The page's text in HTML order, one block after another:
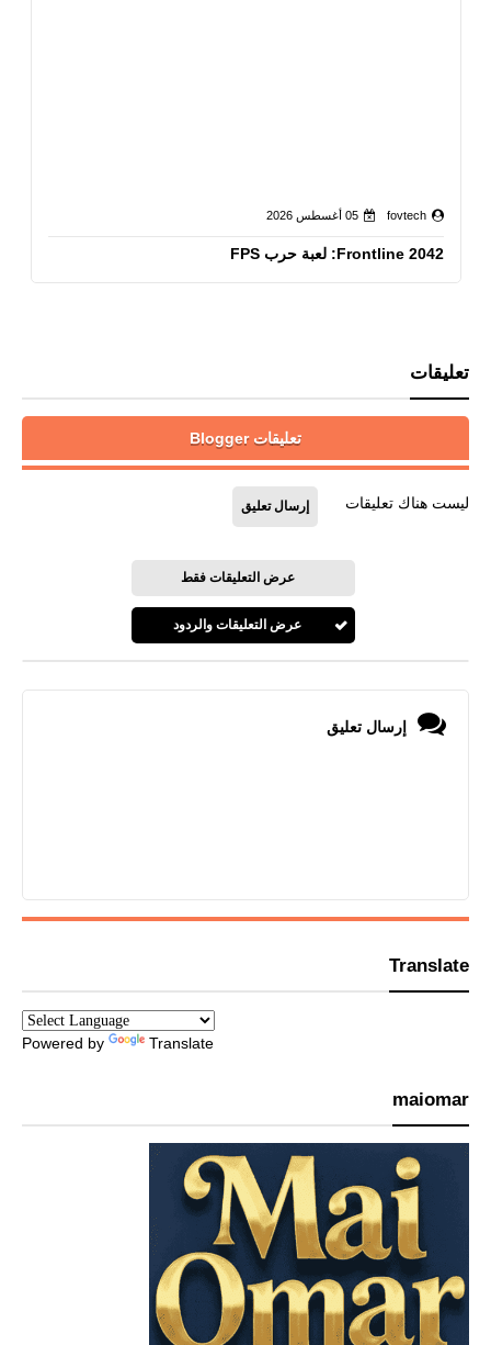
fovtech 05 أغسطس 2026
Frontline 2042: لعبة حرب FPS
تعليقات
تعليقات Blogger
ليست هناك تعليقات إرسال تعليق
عرض التعليقات فقط
عرض التعليقات والردود
إرسال تعليق
Translate
Powered by Translate
maiomar